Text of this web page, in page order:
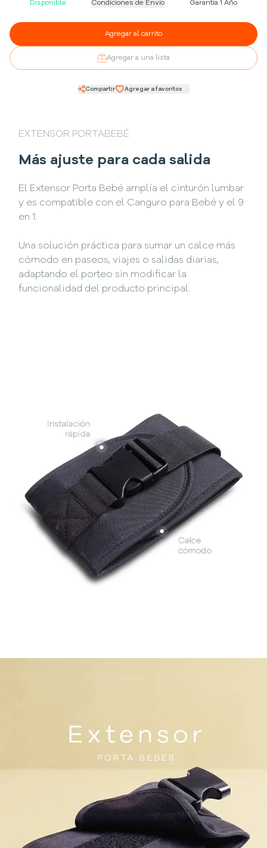
Disponible Condiciones de Envío Garantía 1 Año
Agregar al carrito
Agregar a una lista
Compartir Agregar a favoritos
EXTENSOR PORTABEBÉ
Más ajuste para cada salida
El Extensor Porta Bebé amplía el cinturón lumbar
y es compatible con el Canguro para Bebé y el 9
en 1.
Una solución práctica para sumar un calce más
cómodo en paseos, viajes o salidas diarias,
adaptando el porteo sin modificar la
funcionalidad del producto principal.